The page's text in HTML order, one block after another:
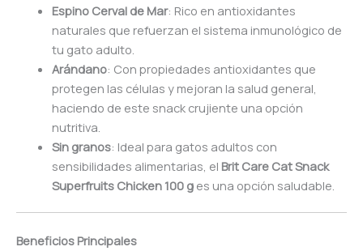
Espino Cerval de Mar: Rico en antioxidantes
naturales que refuerzan el sistema inmunológico de
tu gato adulto.
Arándano: Con propiedades antioxidantes que
protegen las células y mejoran la salud general,
haciendo de este snack crujiente una opción
nutritiva.
Sin granos: Ideal para gatos adultos con
sensibilidades alimentarias, el Brit Care Cat Snack
Superfruits Chicken 100 ges una opción saludable.
Beneficios Principales